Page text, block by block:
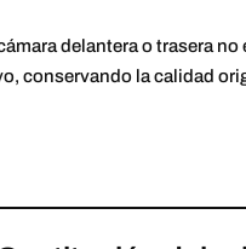
delantera o trasera
conservando la calidad